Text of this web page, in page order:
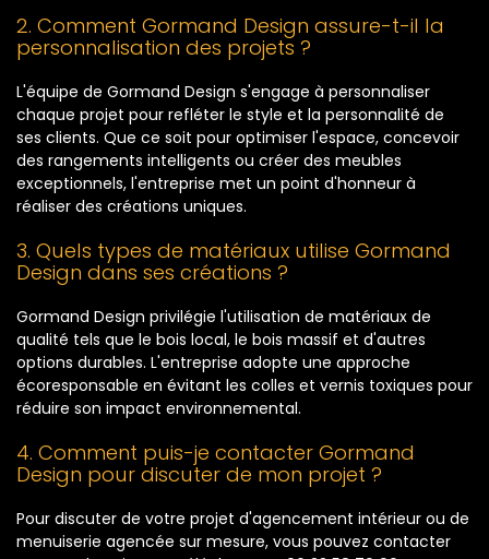
2. Comment Gormand Design assure-t-il la
personnalisation des projets ?
L'équipe de Gormand Design s'engage à personnaliser
chaque projet pour refléter le style et la personnalité de
ses clients. Que ce soit pour optimiser l'espace, concevoir
des rangements intelligents ou créer des meubles
exceptionnels, l'entreprise met un point d'honneur à
réaliser des créations uniques.
3. Quels types de matériaux utilise Gormand
Design dans ses créations ?
Gormand Design privilégie l'utilisation de matériaux de
qualité tels que le bois local, le bois massif et d'autres
options durables. L'entreprise adopte une approche
écoresponsable en évitant les colles et vernis toxiques pour
réduire son impact environnemental.
4. Comment puis-je contacter Gormand
Design pour discuter de mon projet ?
Pour discuter de votre projet d'agencement intérieur ou de
menuiserie agencée sur mesure, vous pouvez contacter